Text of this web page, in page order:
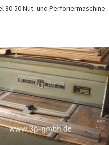
30-50 Nut- und Perforiermaschine